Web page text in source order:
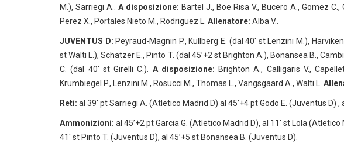
M.), Sarriegi A.. A disposizione: Bartel J., Boe Risa V., Bucero A., Gomez
Perez X., Portales Nieto M., Rodriguez L. Allenatore: Alba V..
JUVENTUS D: Peyraud-Magnin P., Kullberg E. (dal 40′ st Lenzini M.),
st Walti L.), Schatzer E., Pinto T. (dal 45’+2 st Brighton A.), Bonansea B.,
C. (dal 40′ st Girelli C.). A disposizione: Brighton A., Calligaris V.,
Krumbiegel P., Lenzini M., Rosucci M., Thomas L., Vangsgaard A., Walti L.
Reti: al 39′ pt Sarriegi A. (Atletico Madrid D) al 45’+4 pt Godo E. (Juventus D) ,
Ammonizioni: al 45’+2 pt Garcia G. (Atletico Madrid D), al 11′ st Lola (Atletico
41′ st Pinto T. (Juventus D), al 45’+5 st Bonansea B. (Juventus D).